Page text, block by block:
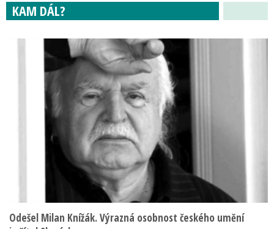
KAM DÁL?
Odešel Milan Knížák. Výrazná osobnost českého umění